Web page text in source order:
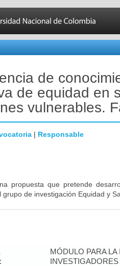
de
de equidad en
vulnerables.
| Responsable
propuesta que pretende
de investigación Equidad y
MÓDULO PARA